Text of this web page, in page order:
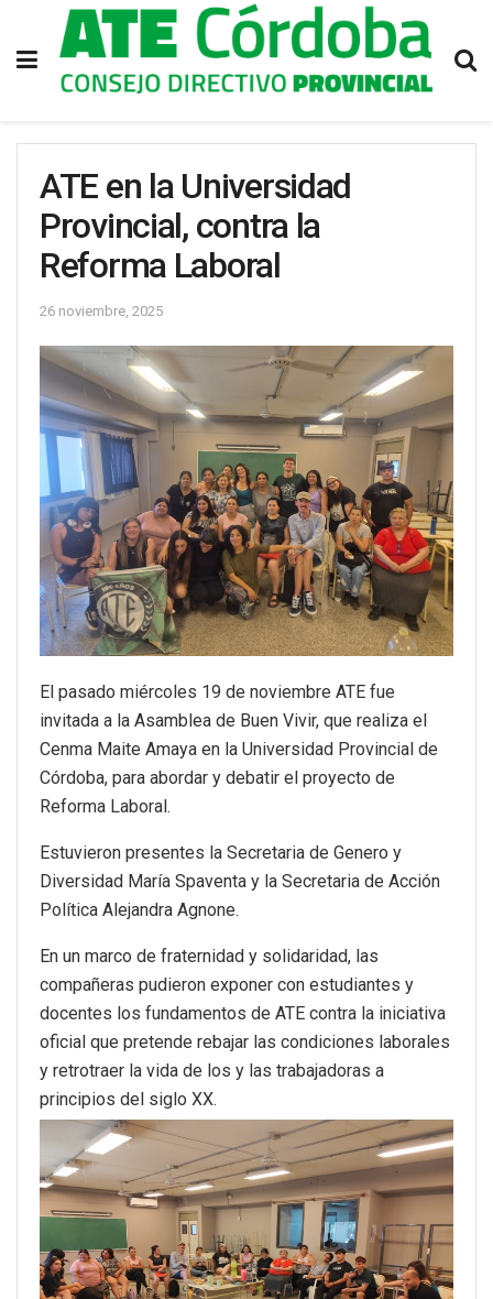
ATE en la Universidad
Provincial, contra la
Reforma Laboral
26 noviembre, 2025
El pasado miércoles 19 de noviembre ATE fue
invitada a la Asamblea de Buen Vivir, que realiza el
Cenma Maite Amaya en la Universidad Provincial de
Córdoba, para abordar y debatir el proyecto de
Reforma Laboral.
Estuvieron presentes la Secretaria de Genero y
Diversidad María Spaventa y la Secretaria de Acción
Política Alejandra Agnone.
En un marco de fraternidad y solidaridad, las
compañeras pudieron exponer con estudiantes y
docentes los fundamentos de ATE contra la iniciativa
oficial que pretende rebajar las condiciones laborales
y retrotraer la vida de los y las trabajadoras a
principios del siglo XX.